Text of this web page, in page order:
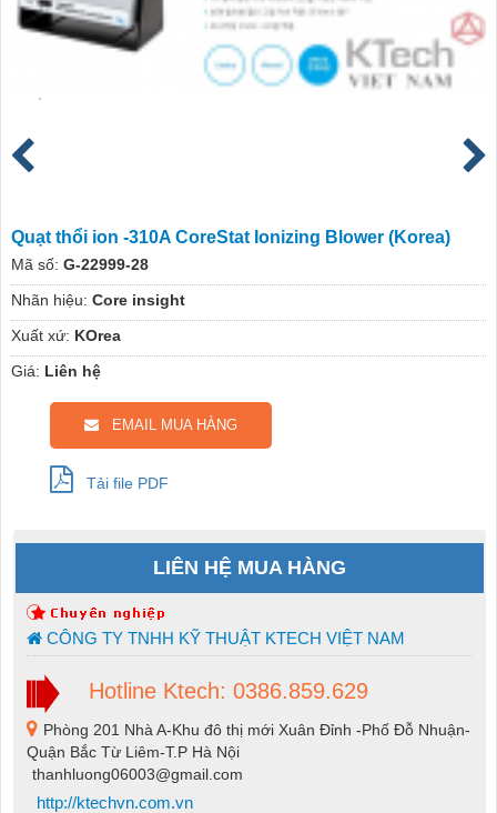
Quạt thổi ion -310A CoreStat Ionizing Blower (Korea)
Mã số: G-22999-28
Nhãn hiệu: Core insight
Xuất xứ: KOrea
Giá: Liên hệ
EMAIL MUA HÀNG
Tải file PDF
LIÊN HỆ MUA HÀNG
CÔNG TY TNHH KỸ THUẬT KTECH VIỆT NAM
Hotline Ktech: 0386.859.629
Phòng 201 Nhà A-Khu đô thị mới Xuân Đỉnh -Phố Đỗ Nhuận-
Quận Bắc Từ Liêm-T.P Hà Nội
thanhluong06003@gmail.com
http://ktechvn.com.vn